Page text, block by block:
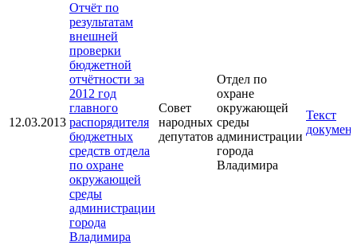
12.03.2013
Отчёт по
результатам
внешней
проверки
бюджетной
отчётности за
2012 год
главного
распорядителя
бюджетных
средств отдела
по охране
окружающей
среды
администрации
города
Владимира
Совет
народных
депутатов
Отдел по
охране
окружающей
среды
администрации
города
Владимира
Текст